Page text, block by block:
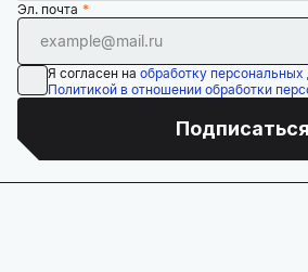
Эл. почта
Я согласен на обработку персональных
Политикой в отношении обработки
Подписаться